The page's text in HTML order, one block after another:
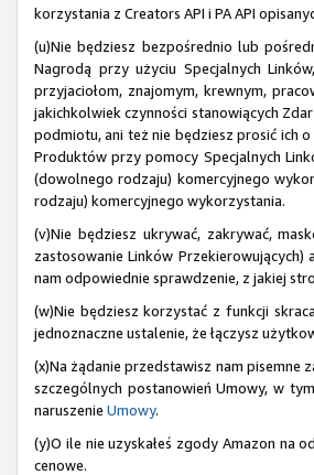
korzystania z Creators API i PA API
(u)Nie będziesz bezpośrednio lub
Nagrodą przy użyciu Specjalnych
przyjaciołom, znajomym, krewnym,
jakichkolwiek czynności stanowiących
podmiotu, ani też nie będziesz prosić ich
Produktów przy pomocy Specjalnych
(dowolnego rodzaju) komercyjnego
rodzaju) komercyjnego wykorzystania.
(v)Nie będziesz ukrywać, zakrywać,
zastosowanie Linków
nam odpowiednie sprawdzenie, z jakiej
(w)Nie będziesz korzystać z funkcji
jednoznaczne ustalenie, że łączysz
(x)Na żądanie przedstawisz nam pisemne
szczególnych postanowień Umowy, w
naruszenie Umowy.
(y)O ile nie uzyskałeś zgody Amazon na
cenowe.